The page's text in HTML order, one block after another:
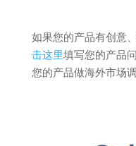
如果您的产品有创意
击这里填写您的产品
您的产品做海外市场